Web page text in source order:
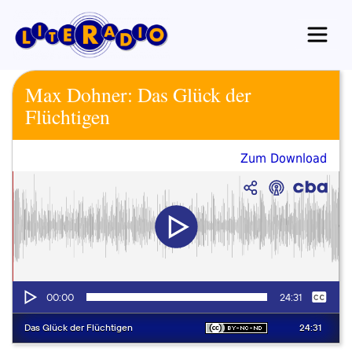
Inhalt
springen
Max Dohner: Das Glück der
Flüchtigen
Zum Download